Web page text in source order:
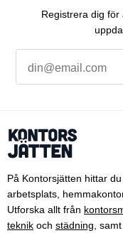
Registrera dig
På Kontorsjätten hittar
arbetsplats,
Utforska allt från
teknik och städning ,